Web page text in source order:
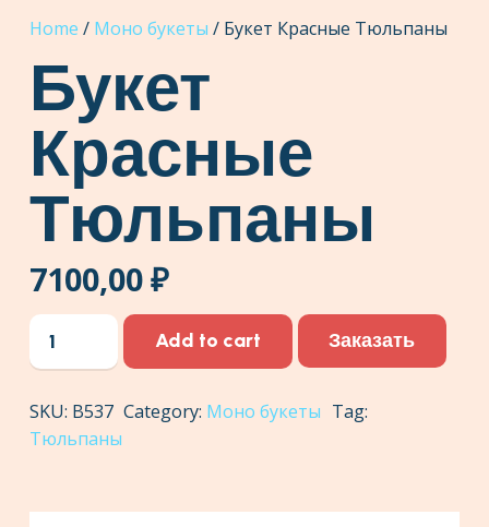
Home / Моно букеты / Букет Красные Тюльпаны
Букет
Красные
Тюльпаны
7100,00₽
Букет
Красные
quantity
Add to cart Заказать
SKU: В537 Category: Моно букеты Tag:
Тюльпаны